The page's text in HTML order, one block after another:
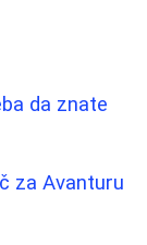
da znate
za Avanturu